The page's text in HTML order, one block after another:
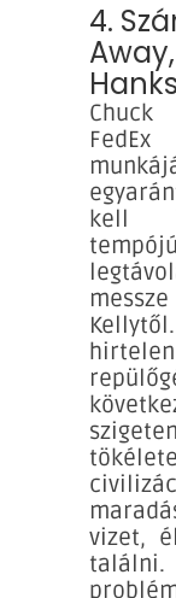
4.
Hanks
Chuck
kell
vizet,